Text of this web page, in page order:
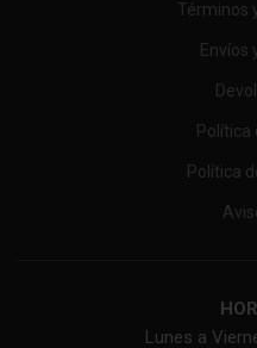
Términos
Envíos
Política
Política
Lunes a